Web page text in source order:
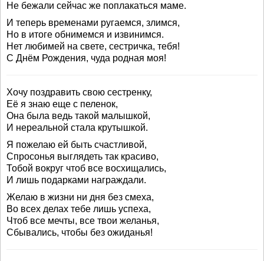
Не бежали сейчас же поплакаться маме.
И теперь временами ругаемся, злимся,
Но в итоге обнимемся и извинимся.
Нет любимей на свете, сестричка, тебя!
С Днём Рождения, чуда родная моя!
Хочу поздравить свою сестренку,
Её я знаю еще с пеленок,
Она была ведь такой малышкой,
И нереальной стала крутышкой.
Я пожелаю ей быть счастливой,
Спросонья выглядеть так красиво,
Тобой вокруг чтоб все восхищались,
И лишь подарками награждали.
Желаю в жизни ни дня без смеха,
Во всех делах тебе лишь успеха,
Чтоб все мечты, все твои желанья,
Сбывались, чтобы без ожиданья!